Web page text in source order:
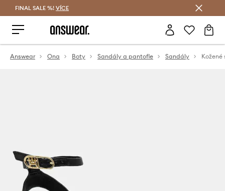
FINAL SALE %! VÍCE
Answear Ona Boty Sandály a pantofle Sandály